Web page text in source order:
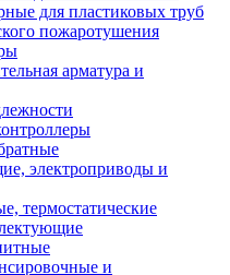
для пластиковых труб
пожаротушения
арматура и
электроприводы и
термостатические
и